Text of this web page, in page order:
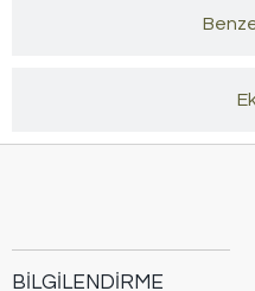
BİLGİLENDİRME